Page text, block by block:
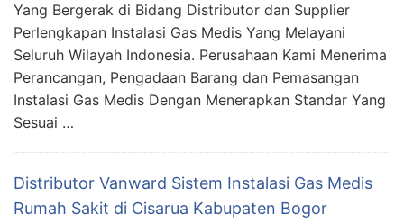
Yang Bergerak di Bidang Distributor dan Supplier
Perlengkapan Instalasi Gas Medis Yang Melayani
Seluruh Wilayah Indonesia. Perusahaan Kami Menerima
Perancangan, Pengadaan Barang dan Pemasangan
Instalasi Gas Medis Dengan Menerapkan Standar Yang
Sesuai …
Distributor Vanward Sistem Instalasi Gas Medis
Rumah Sakit di Cisarua Kabupaten Bogor